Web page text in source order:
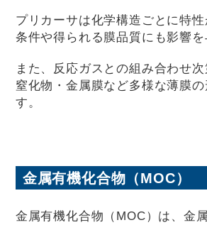
プリカーサは化学構造ごとに特
条件や得られる膜品質にも影響を
また、反応ガスとの組み合わせ次
窒化物・金属膜など多様な薄膜
す。
金属有機化合物（MOC）
金属有機化合物（MOC）は、金